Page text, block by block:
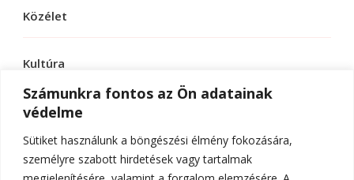
Számunkra fontos az Ön adatainak
védelme
Sütiket használunk a böngészési élmény fokozására,
személyre szabott hirdetések vagy tartalmak
Közélet
Kultúra
Sport
Tudomány